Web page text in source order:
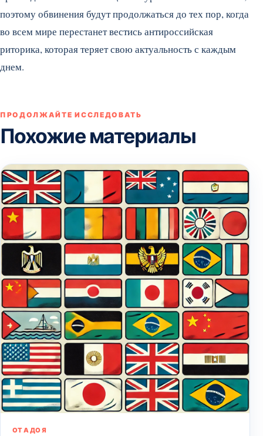
поэтому обвинения будут продолжаться до тех пор, когда
во всем мире перестанет вестись антироссийская
риторика, которая теряет свою актуальность с каждым
днем.
ПРОДОЛЖАЙТЕ ИССЛЕДОВАТЬ
Похожие материалы
ОТ А ДО Я